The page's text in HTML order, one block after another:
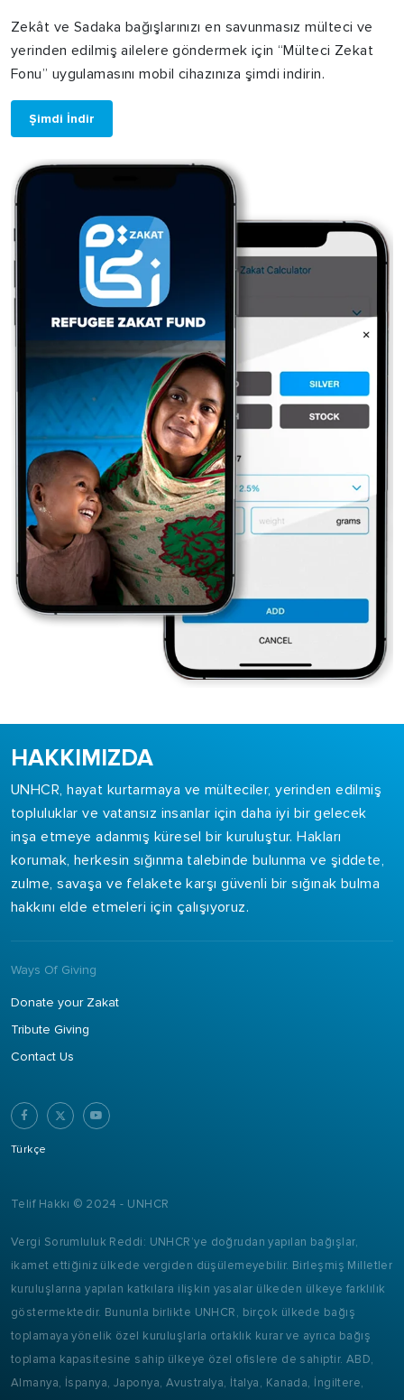
Zekât ve Sadaka bağışlarınızı en savunmasız mülteci ve
yerinden edilmiş ailelere göndermek için “Mülteci Zekat
Fonu” uygulamasını mobil cihazınıza şimdi indirin.
Şimdi İndir
HAKKIMIZDA
UNHCR, hayat kurtarmaya ve mülteciler, yerinden edilmiş
topluluklar ve vatansız insanlar için daha iyi bir gelecek
inşa etmeye adanmış küresel bir kuruluştur. Hakları
korumak, herkesin sığınma talebinde bulunma ve şiddete,
zulme, savaşa ve felakete karşı güvenli bir sığınak bulma
hakkını elde etmeleri için çalışıyoruz.
Ways Of Giving
Donate your Zakat
Tribute Giving
Contact Us
Türkçe
Telif Hakkı © 2024 - UNHCR
Vergi Sorumluluk Reddi: UNHCR’ye doğrudan yapılan bağışlar,
ikamet ettiğiniz ülkede vergiden düşülemeyebilir. Birleşmiş Milletler
kuruluşlarına yapılan katkılara ilişkin yasalar ülkeden ülkeye farklılık
göstermektedir. Bununla birlikte UNHCR, birçok ülkede bağış
toplamaya yönelik özel kuruluşlarla ortaklık kurar ve ayrıca bağış
toplama kapasitesine sahip ülkeye özel ofislere de sahiptir. ABD,
Almanya, İspanya, Japonya, Avustralya, İtalya, Kanada, İngiltere,